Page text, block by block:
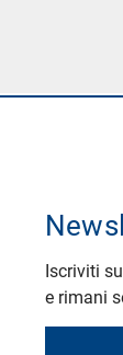
Iscriviti
e rimani